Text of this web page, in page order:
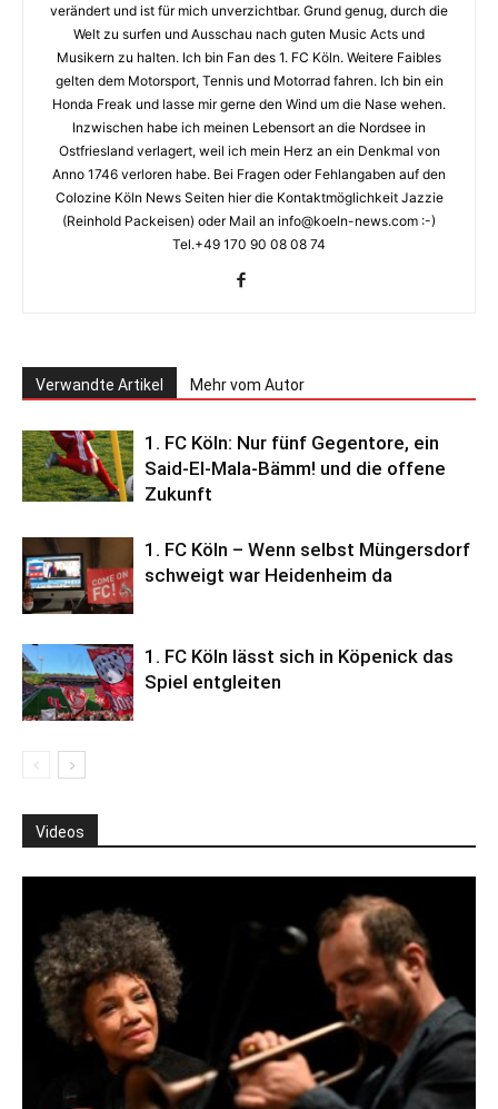
verändert und ist für mich unverzichtbar. Grund genug, durch die
Welt zu surfen und Ausschau nach guten Music Acts und
Musikern zu halten. Ich bin Fan des 1. FC Köln. Weitere Faibles
gelten dem Motorsport, Tennis und Motorrad fahren. Ich bin ein
Honda Freak und lasse mir gerne den Wind um die Nase wehen.
Inzwischen habe ich meinen Lebensort an die Nordsee in
Ostfriesland verlagert, weil ich mein Herz an ein Denkmal von
Anno 1746 verloren habe. Bei Fragen oder Fehlangaben auf den
Colozine Köln News Seiten hier die Kontaktmöglichkeit Jazzie
(Reinhold Packeisen) oder Mail an info@koeln-news.com :-)
Tel.+49 170 90 08 08 74
Verwandte Artikel Mehr vom Autor
1. FC Köln: Nur fünf Gegentore, ein
Said-El-Mala-Bämm! und die offene
Zukunft
1. FC Köln – Wenn selbst Müngersdorf
schweigt war Heidenheim da
1. FC Köln lässt sich in Köpenick das
Spiel entgleiten
Videos